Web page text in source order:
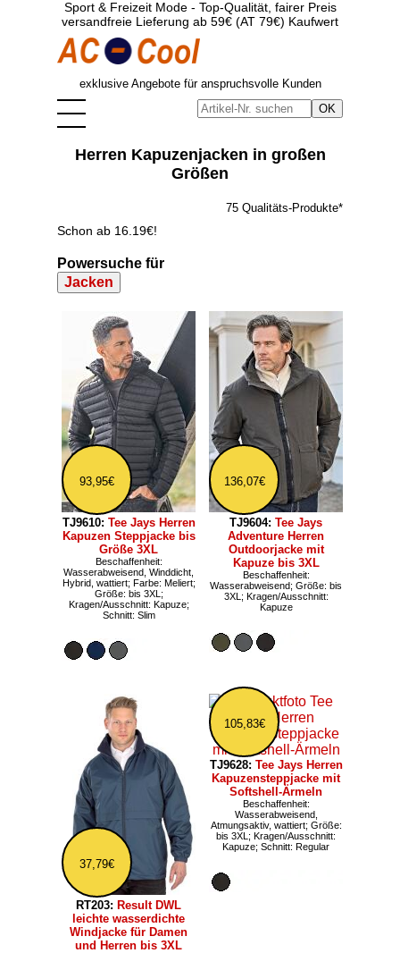
Sport & Freizeit Mode - Top-Qualität, fairer Preis
versandfreie Lieferung ab 59€ (AT 79€) Kaufwert
exklusive Angebote für anspruchsvolle Kunden
Herren Kapuzenjacken in großen
Größen
75 Qualitäts-Produkte*
Schon ab 16.19€!
Powersuche für
Jacken
93,95€
TJ9610: Tee Jays Herren
Kapuzen Steppjacke bis
Größe 3XL
Beschaffenheit:
Wasserabweisend, Winddicht,
Hybrid, wattiert; Farbe: Meliert;
Größe: bis 3XL;
Kragen/Ausschnitt: Kapuze;
Schnitt: Slim
136,07€
TJ9604: Tee Jays
Adventure Herren
Outdoorjacke mit
Kapuze bis 3XL
Beschaffenheit:
Wasserabweisend; Größe: bis
3XL; Kragen/Ausschnitt:
Kapuze
37,79€
RT203: Result DWL
leichte wasserdichte
Windjacke für Damen
und Herren bis 3XL
105,83€
TJ9628: Tee Jays Herren
Kapuzensteppjacke mit
Softshell-Ärmeln
Beschaffenheit:
Wasserabweisend,
Atmungsaktiv, wattiert; Größe:
bis 3XL; Kragen/Ausschnitt:
Kapuze; Schnitt: Regular